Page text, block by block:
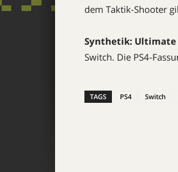
dem Taktik-Shooter
Synthetik: Ultimate
Switch. Die PS4-
TAGS PS4 Switch